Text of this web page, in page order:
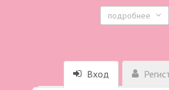
подробнее
Вход